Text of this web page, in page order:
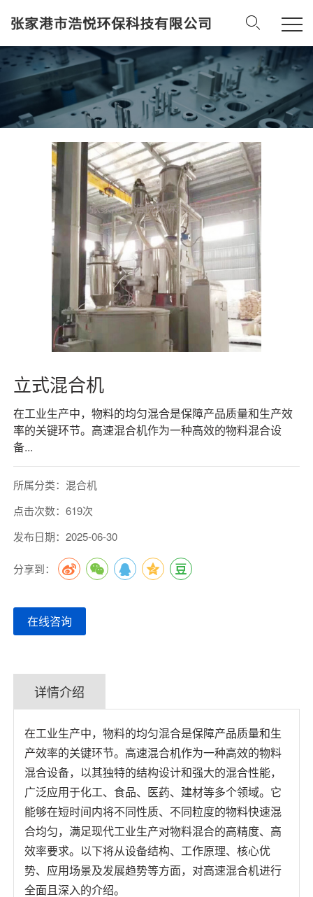
立式混合机
在工业生产中，物料的均匀混合是保障产品质量和生产效
率的关键环节。高速混合机作为一种高效的物料混合设
备...
所属分类：混合机
点击次数：619次
发布日期：2025-06-30
分享到：
在线咨询
详情介绍
在工业生产中，物料的均匀混合是保障产品质量和生
产效率的关键环节。高速混合机作为一种高效的物料
混合设备，以其独特的结构设计和强大的混合性能，
广泛应用于化工、食品、医药、建材等多个领域。它
能够在短时间内将不同性质、不同粒度的物料快速混
合均匀，满足现代工业生产对物料混合的高精度、高
效率要求。以下将从设备结构、工作原理、核心优
势、应用场景及发展趋势等方面，对高速混合机进行
全面且深入的介绍。